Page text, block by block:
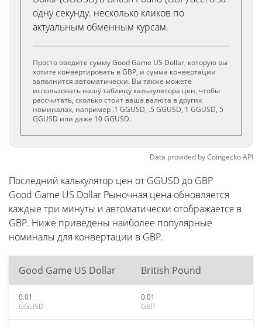
одну секунду. несколько кликов по
актуальным обменным курсам.
Просто введите сумму Good Game US Dollar, которую вы
хотите конвертировать в GBP, и сумма конвертации
заполнится автоматически. Вы также можете
использовать нашу таблицу калькулятора цен, чтобы
рассчитать, сколько стоит ваша валюта в других
номиналах, например .1 GGUSD, .5 GGUSD, 1 GGUSD, 5
GGUSD или даже 10 GGUSD.
Data provided byCoingeckoAPI
Последний калькулятор цен от GGUSD до GBP
Good Game US Dollar Рыночная цена обновляется
каждые три минуты и автоматически отображается в
GBP. Ниже приведены наиболее популярные
номиналы для конвертации в GBP.
Good Game US Dollar British Pound
0.01
GGUSD
0.01
GBP